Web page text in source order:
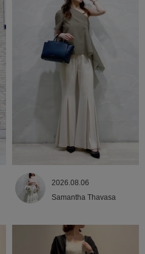
2026.08.06
Samantha Thavasa